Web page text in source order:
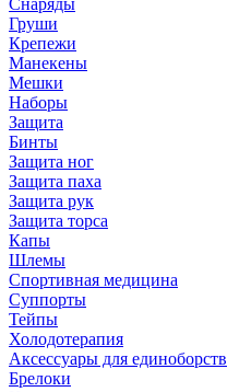
Снаряды
Груши
Крепежи
Манекены
Мешки
Наборы
Защита
Бинты
Защита ног
Защита паха
Защита рук
Защита торса
Капы
Шлемы
Спортивная медицина
Суппорты
Тейпы
Холодотерапия
Аксессуары для единоборств
Брелоки